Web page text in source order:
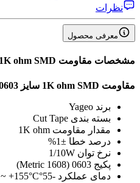
نظرات
معرفی محصول
مشخصات مقاومت 1K ohm SMD سایز 0603
مقاومت 1K ohm SMD سایز 0603
برند Yageo
بسته بندی Cut Tape
مقدار مقاومت 1K ohm
درصد خطا ±1%
نرخ توان 1/10W
پکیج 0603 (1608 Metric)
دمای عملکرد -55°C ~ +155°C